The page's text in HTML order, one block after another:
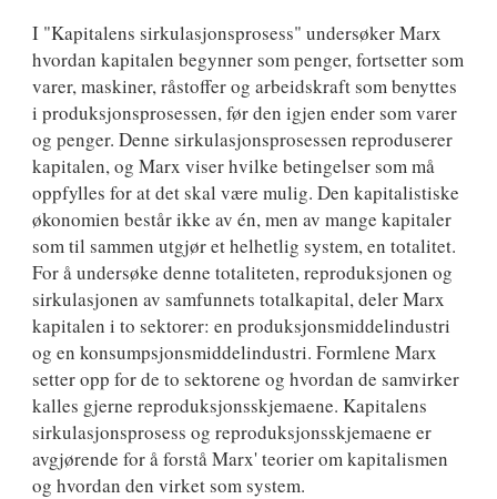
I "Kapitalens sirkulasjonsprosess" undersøker Marx
hvordan kapitalen begynner som penger, fortsetter som
varer, maskiner, råstoffer og arbeidskraft som benyttes
i produksjonsprosessen, før den igjen ender som varer
og penger. Denne sirkulasjonsprosessen reproduserer
kapitalen, og Marx viser hvilke betingelser som må
oppfylles for at det skal være mulig. Den kapitalistiske
økonomien består ikke av én, men av mange kapitaler
som til sammen utgjør et helhetlig system, en totalitet.
For å undersøke denne totaliteten, reproduksjonen og
sirkulasjonen av samfunnets totalkapital, deler Marx
kapitalen i to sektorer: en produksjonsmiddelindustri
og en konsumpsjonsmiddelindustri. Formlene Marx
setter opp for de to sektorene og hvordan de samvirker
kalles gjerne reproduksjonsskjemaene. Kapitalens
sirkulasjonsprosess og reproduksjonsskjemaene er
avgjørende for å forstå Marx' teorier om kapitalismen
og hvordan den virket som system.